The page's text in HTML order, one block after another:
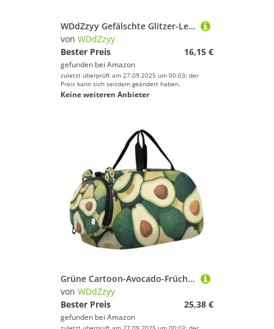
WDdZzyy Gefälschte Glitzer-Leopardenmuster, rosa, schmutzabweisend, 2 Stück, Reiseutensilien für Babys, mit Griffen für Reisen
von WDdZzyy
Bester Preis
16,15 €
gefunden bei Amazon
zuletzt überprüft am 27.09.2025 um 00:03; der
Preis kann sich seitdem geändert haben.
Keine weiteren Anbieter
Grüne Cartoon-Avocado-Früchte, kleine Turnbeutel mit Schuhfach, multifunktionale Sporttasche für Strand, Schwimmbad, Sport
von WDdZzyy
Bester Preis
25,38 €
gefunden bei Amazon